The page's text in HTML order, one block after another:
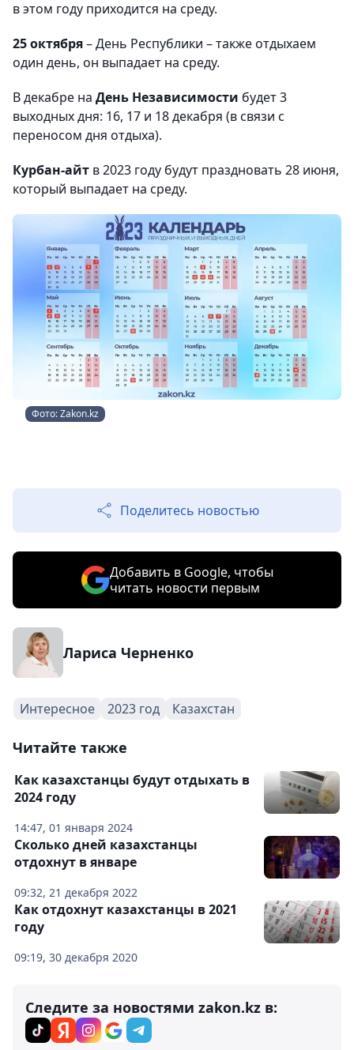
в этом году приходится на среду.
25 октября– День Республики – также отдыхаем
один день, он выпадает на среду.
В декабре на День Независимости будет 3
выходных дня: 16, 17 и 18 декабря (в связи с
переносом дня отдыха).
Курбан-айт в 2023 году будут праздновать 28 июня,
который выпадает на среду.
Фото: Zakon.kz
Поделитесь новостью
Добавить в Google, чтобы
читать новости первым
Лариса Черненко
Интересное 2023 год Казахстан
Читайте также
14:47, 01 января 2024
Как казахстанцы будут отдыхать в
2024 году
09:32, 21 декабря 2022
Сколько дней казахстанцы
отдохнут в январе
09:19, 30 декабря 2020
Как отдохнут казахстанцы в 2021
году
Следите за новостями zakon.kz в: